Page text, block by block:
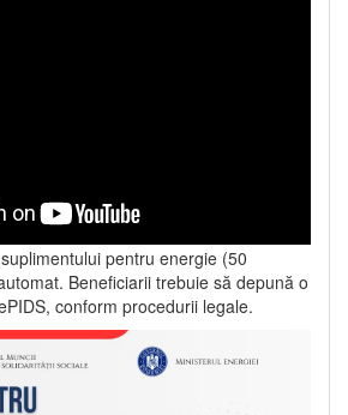
pentru energie (50
Beneficiarii trebuie să depună o
conform procedurii legale.